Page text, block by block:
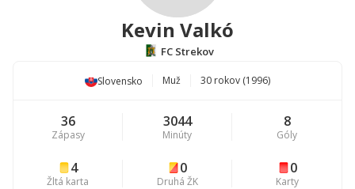
Kevin Valkó
FC Strekov
Slovensko Muž 30 rokov (1996)
36
Zápasy
3044
Minúty
8
Góly
4
Žltá karta
0
Druhá ŽK
0
Karty